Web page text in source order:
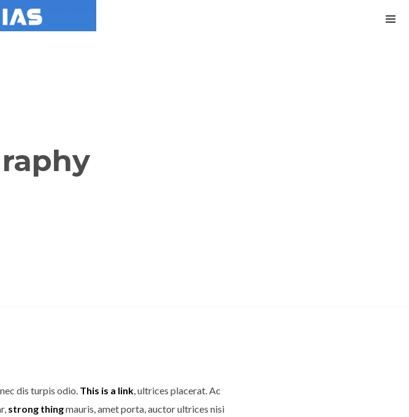
dis turpis odio. This is a link, ultrices placerat. Ac
strong thingmauris, amet porta, auctor ultrices nisi